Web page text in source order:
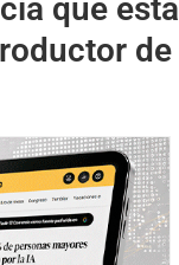
que está
de